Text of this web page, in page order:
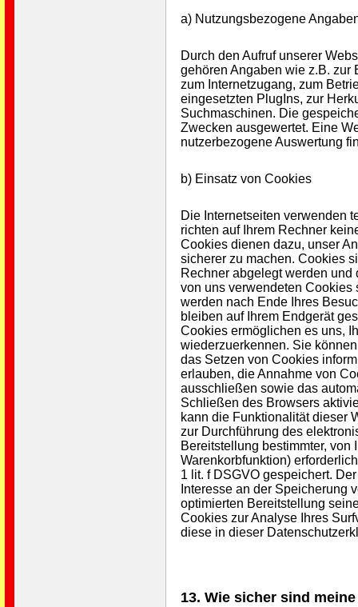
a) Nutzungsbezogene
Durch den Aufruf unserer
gehören Angaben wie z.B. zur
zum Internetzugang, zum
eingesetzten PlugIns, zur
Suchmaschinen. Die
Zwecken ausgewertet. Eine
nutzerbezogene Auswertung
b) Einsatz von Cookies
Die Internetseiten verwenden
richten auf Ihrem Rechner
Cookies dienen dazu, unser
sicherer zu machen. Cookies
Rechner abgelegt werden
von uns verwendeten Cookies
werden nach Ende Ihres
bleiben auf Ihrem Endgerät
Cookies ermöglichen es uns,
wiederzuerkennen. Sie
das Setzen von Cookies
erlauben, die Annahme von
ausschließen sowie das
Schließen des Browsers
kann die Funktionalität dieser
zur Durchführung des
Bereitstellung bestimmter,
Warenkorbfunktion)
1 lit. f DSGVO gespeichert.
Interesse an der Speicherung
optimierten Bereitstellung
Cookies zur Analyse Ihres
diese in dieser
13. Wie sicher sind